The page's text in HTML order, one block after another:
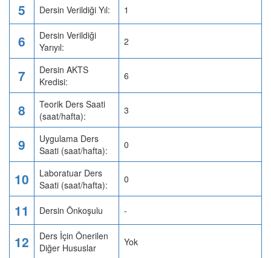
5 Dersin Verildiği Yıl: 1
6
Dersin Verildiği
Yarıyıl:
2
7
Dersin AKTS
Kredisi:
6
8
Teorik Ders Saati
(saat/hafta):
3
9
Uygulama Ders
Saati (saat/hafta):
0
10
Laboratuar Ders
Saati (saat/hafta):
0
11 Dersin Önkoşulu -
12
Ders İçin Önerilen
Diğer Hususlar
Yok